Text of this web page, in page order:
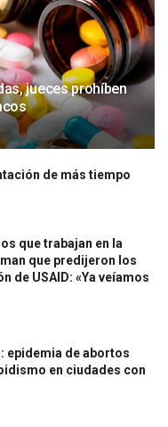
jueces prohíben
de más tiempo
que trabajan en la
que predijeron los
de USAID: «Ya veíamos
epidemia de abortos
en ciudades con